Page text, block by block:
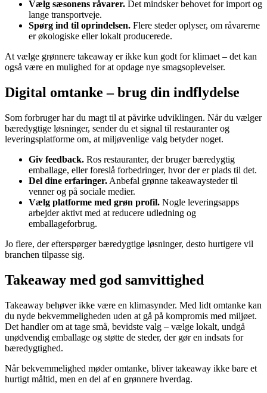
Vælg sæsonens råvarer. Det mindsker behovet for import og
lange transportveje.
Spørg ind til oprindelsen. Flere steder oplyser, om råvarerne
er økologiske eller lokalt producerede.
At vælge grønnere takeaway er ikke kun godt for klimaet – det kan
også være en mulighed for at opdage nye smagsoplevelser.
Digital omtanke – brug din indflydelse
Som forbruger har du magt til at påvirke udviklingen. Når du vælger
bæredygtige løsninger, sender du et signal til restauranter og
leveringsplatforme om, at miljøvenlige valg betyder noget.
Giv feedback. Ros restauranter, der bruger bæredygtig
emballage, eller foreslå forbedringer, hvor der er plads til det.
Del dine erfaringer. Anbefal grønne takeawaysteder til
venner og på sociale medier.
Vælg platforme med grøn profil. Nogle leveringsapps
arbejder aktivt med at reducere udledning og
emballageforbrug.
Jo flere, der efterspørger bæredygtige løsninger, desto hurtigere vil
branchen tilpasse sig.
Takeaway med god samvittighed
Takeaway behøver ikke være en klimasynder. Med lidt omtanke kan
du nyde bekvemmeligheden uden at gå på kompromis med miljøet.
Det handler om at tage små, bevidste valg – vælge lokalt, undgå
unødvendig emballage og støtte de steder, der gør en indsats for
bæredygtighed.
Når bekvemmelighed møder omtanke, bliver takeaway ikke bare et
hurtigt måltid, men en del af en grønnere hverdag.